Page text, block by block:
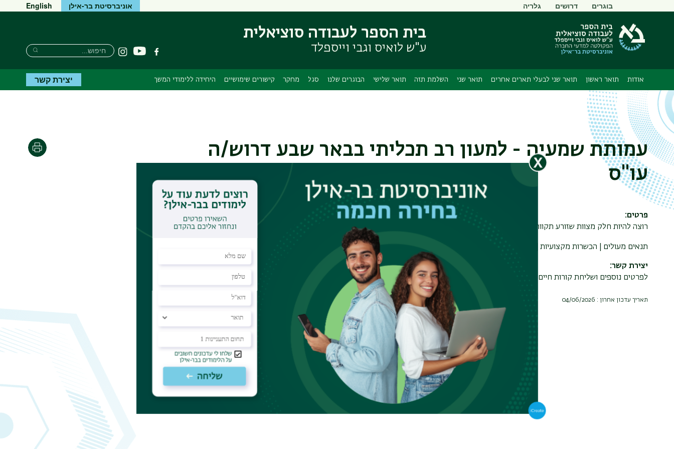
העיקרי
ניווט
ראשי
תפריט
משני
בוגרים דרושים גלריה אוניברסיטת בר-אילן English
בית הספר לעבודה סוציאלית
ע"ש לואיס וגבי וייספלד פייסבוקיוטיוב Instagram
חיפוש
Search
Search
אודות תואר ראשון תואר שני לבעלי תארים אחרים תואר שני השלמת תזה תואר שלישי הבוגרים שלנו סגל מחקר קישורים שימושיים היחידה ללימודי המשך יצירת קשר
עמותת שמעיה - למעון רב תכליתי בבאר שבע דרוש/ה
עו"ס
הדפסה
פרטים
רוצה להיות חלק מצוות שזורע תקווה? דרוש/ה עו"ס מקצועית. אוהבת. מכילה
תנאים מעולים | הכשרות מקצועיות | צוות ותיק ומנוסה
יצירת קשר
לפרטים נוספים ושליחת קורות חיים - ברוניה:
odel03102@gmail.com
תאריך עדכון אחרון : 04/06/2026